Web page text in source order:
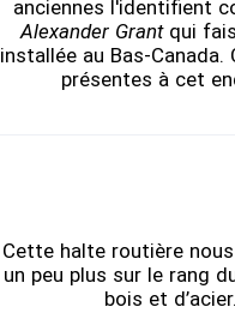
anciennes l'identifient
Alexander Grant qui
installée au Bas-
présentes à cet
Cette halte routière
un peu plus sur le rang
bois et